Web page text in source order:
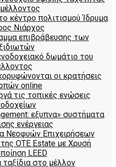
κέντρο πολιτισμού Ίδρυμα
Νιάρχος
επιβράβευσης των
δωμάτιο του
οι κρατήσεις
online
τις τοπικές ενώσεις
εξυπνα» συστήματα
ενέργειας
Νεοφυών Επιχειρήσεων
OTE Estate με Χρυσή
LEED
στο μέλλον